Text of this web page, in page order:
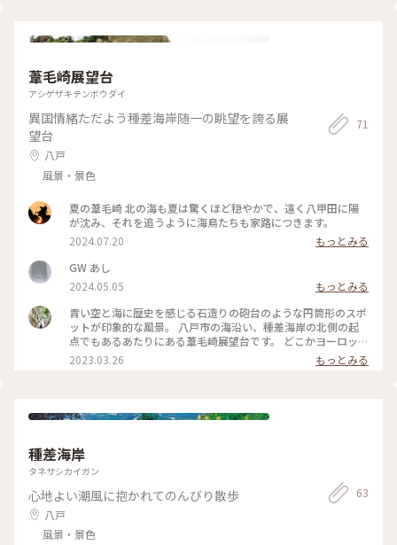
おかげで見つけられました。ありがとうございます！ また行
葦毛崎展望台
アシゲザキテンボウダイ
異国情緒ただよう種差海岸随一の眺望を誇る展
望台
八戸
風景・景色
71
夏の葦毛崎 北の海も夏は驚くほど穏やかで、遠く八甲田に陽
が沈み、それを追うように海鳥たちも家路につきます。
2024.07.20
もっとみる
GW あし
2024.05.05
もっとみる
青い空と海に歴史を感じる石造りの砲台のような円筒形のスポ
ットが印象的な風景。 八戸市の海沿い、種差海岸の北側の起
点でもあるあたりにある葦毛崎展望台です。 どこかヨーロッパ
の海沿いの街か、はたまたラピュタみたいな世界観を感じるこ
の場所は、太平洋戦争の際に旧日本軍の施設だったようで、今
の景色を見ながら歩けるトレイルが整備されているので、お花
ら、まだ日陰には雪の残る春の始まりの澄んだ空と空気を楽し
みました。 背後には鮫角灯台が聳えています。 駐車場にはカ
フェがあり、ソフトクリームが有名みたいです(バナナマンの
せっかくグルメでも出ていました♪)。 次へ急ぎたかったので
ことりっぷ
2023.03.26 もっとみる
種差海岸
タネサシカイガン
心地よい潮風に抱かれてのんびり散歩
八戸
風景・景色
63